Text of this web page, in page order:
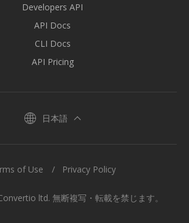
Developers API
API Docs
CLI Docs
API Pricing
日本語
ltd. 無断複写・転載を禁じます。
of Use Privacy Policy